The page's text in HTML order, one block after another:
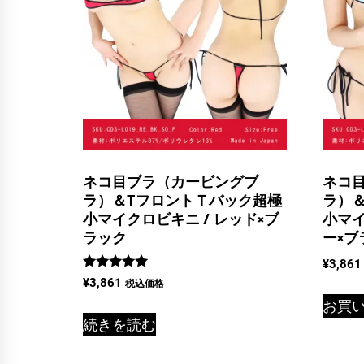
ネコ目ブラ（カービングブ
ラ）＆TフロントＴバック超極
小マイクロビキニ / レッド×ブ
ラック
5段階中
5.00
¥3,861 税込価格
続きを読む
ネコ
ラ）
小マ
ー×ブ
¥3,861
お買